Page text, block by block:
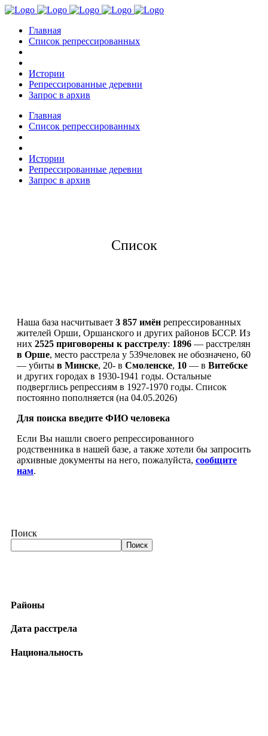
Главная
Список репрессированных
Истории
Репрессированные деревни
Запрос в архив
Главная
Список репрессированных
Истории
Репрессированные деревни
Запрос в архив
Список
Наша база насчитывает 3 857 имён репрессированных
жителей Орши, Оршанского и других районов БССР. Из
них 2525 приговорены к расстрелу: 1896 — расстрелян
в Орше, место расстрела у 539человек не обозначено, 60
— убиты в Минске, 20- в Смоленске, 10 — в Витебске
и других городах в 1930-1941 годы. Остальные
подверглись репрессиям в 1927-1970 годы. Список
постоянно пополняется (на 04.05.2026)
Для поиска введите ФИО человека
Если Вы нашли своего репрессированного
родственника в нашей базе, а также хотели бы запросить
архивные документы на него, пожалуйста, сообщите
нам.
Поиск
Поиск
Районы
Дата расстрела
Национальность